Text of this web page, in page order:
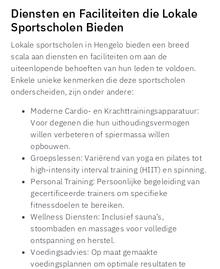
Diensten en Faciliteiten die Lokale
Sportscholen Bieden
Lokale sportscholen in Hengelo bieden een breed
scala aan diensten en faciliteiten om aan de
uiteenlopende behoeften van hun leden te voldoen.
Enkele unieke kenmerken die deze sportscholen
onderscheiden, zijn onder andere:
Moderne Cardio- en Krachttrainingsapparatuur:
Voor degenen die hun uithoudingsvermogen
willen verbeteren of spiermassa willen
opbouwen.
Groepslessen: Variërend van yoga en pilates tot
high-intensity interval training (HIIT) en spinning.
Personal Training: Persoonlijke begeleiding van
gecertificeerde trainers om specifieke
fitnessdoelen te bereiken.
Wellness Diensten: Inclusief sauna’s,
stoombaden en massages voor volledige
ontspanning en herstel.
Voedingsadvies: Op maat gemaakte
voedingsplannen om optimale resultaten te